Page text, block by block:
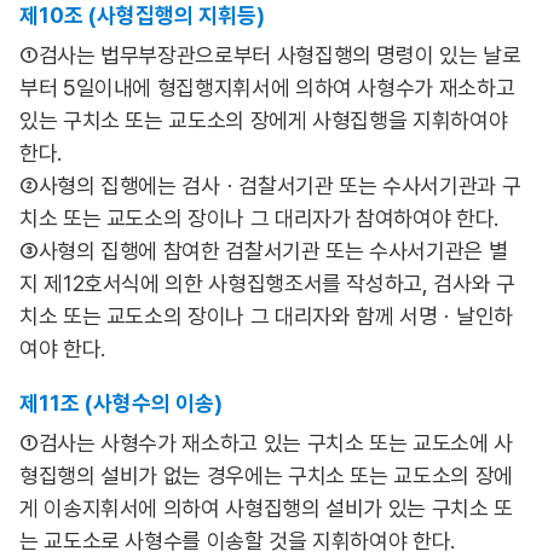
제10조 (사형집행의 지휘등)
①검사는 법무부장관으로부터 사형집행의 명령이 있는 날로
부터 5일이내에 형집행지휘서에 의하여 사형수가 재소하고
있는 구치소 또는 교도소의 장에게 사형집행을 지휘하여야
한다.
②사형의 집행에는 검사ㆍ검찰서기관 또는 수사서기관과 구
치소 또는 교도소의 장이나 그 대리자가 참여하여야 한다.
③사형의 집행에 참여한 검찰서기관 또는 수사서기관은 별
지 제12호서식에 의한 사형집행조서를 작성하고, 검사와 구
치소 또는 교도소의 장이나 그 대리자와 함께 서명ㆍ날인하
여야 한다.
제11조 (사형수의 이송)
①검사는 사형수가 재소하고 있는 구치소 또는 교도소에 사
형집행의 설비가 없는 경우에는 구치소 또는 교도소의 장에
게 이송지휘서에 의하여 사형집행의 설비가 있는 구치소 또
는 교도소로 사형수를 이송할 것을 지휘하여야 한다.